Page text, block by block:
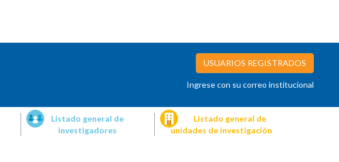
USUARIOS REGISTRADOS
Ingrese con su correo institucional
Listado general de
investigadores
Listado general de
unidades de investigación